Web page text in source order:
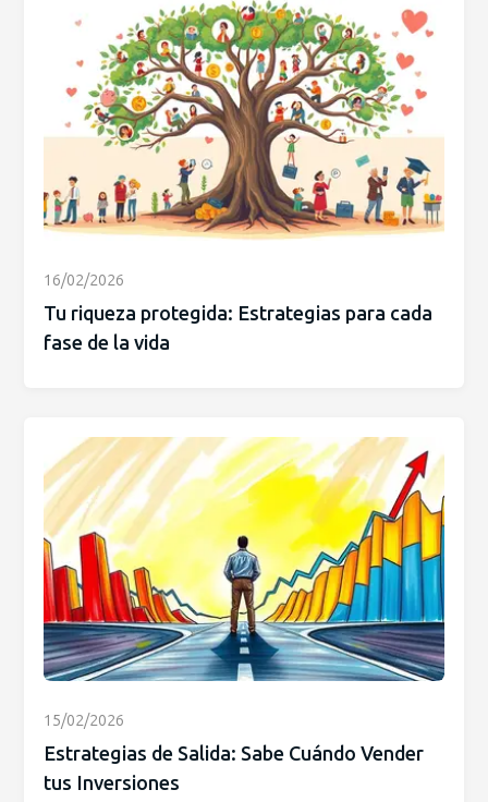
16/02/2026
Tu riqueza protegida: Estrategias para cada
fase de la vida
15/02/2026
Estrategias de Salida: Sabe Cuándo Vender
tus Inversiones